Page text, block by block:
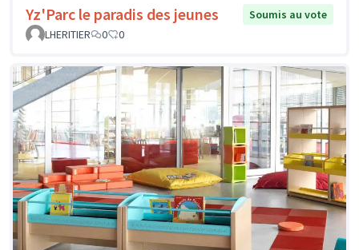
Yz'Parc le paradis des jeunes
Soumis au vote
LHERITIER
0 0